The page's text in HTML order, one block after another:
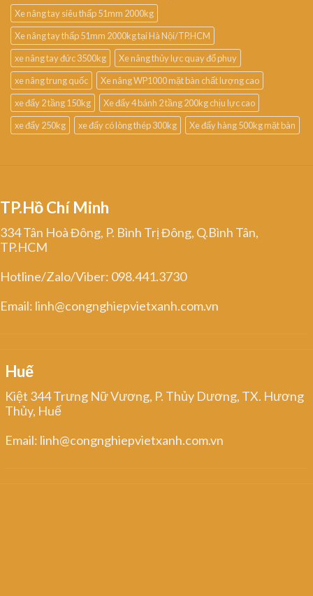
Xe nâng tay siêu thấp 51mm 2000kg
Xe nâng tay thấp 51mm 2000kg tại Hà Nội/TP.HCM
xe nâng tay đức 3500kg
Xe nâng thủy lực quay đổ phuy
xe nâng trung quốc
Xe nâng WP1000 mặt bàn chất lượng cao
xe đẩy 2 tầng 150kg
Xe đẩy 4 bánh 2 tầng 200kg chịu lực cao
xe đẩy 250kg
xe đẩy có lòng thép 300kg Xe đẩy hàng 500kg mặt bàn
TP.Hồ Chí Minh
334 Tân Hoà Đông, P. Bình Trị Đông, Q.Bình Tân,
TP.HCM
Hotline/Zalo/Viber: 098.441.3730
Email: linh@congnghiepvietxanh.com.vn
Huế
Kiệt 344 Trưng Nữ Vương, P. Thủy Dương, TX. Hương
Thủy, Huế
Email: linh@congnghiepvietxanh.com.vn